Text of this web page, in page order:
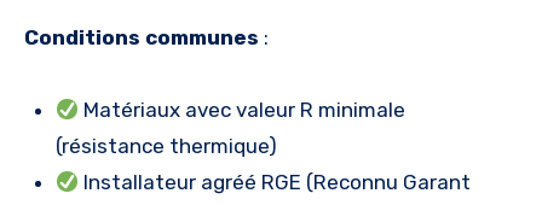
Conditions communes :
Matériaux avec valeur R minimale
(résistance thermique)
Installateur agréé RGE (Reconnu Garant